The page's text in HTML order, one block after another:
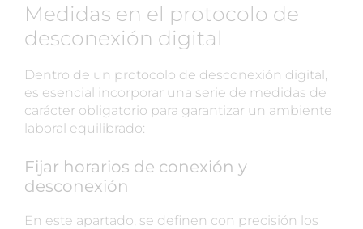
Medidas en el protocolo de
desconexión digital
Dentro de un protocolo de desconexión digital,
es esencial incorporar una serie de medidas de
carácter obligatorio para garantizar un ambiente
laboral equilibrado:
Fijar horarios de conexión y
desconexión
En este apartado, se definen con precisión los